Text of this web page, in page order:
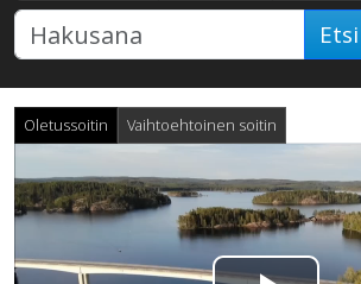
Etsi
Oletussoitin Vaihtoehtoinen soitin